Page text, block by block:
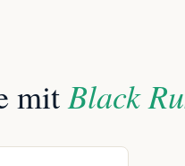
mitBlack